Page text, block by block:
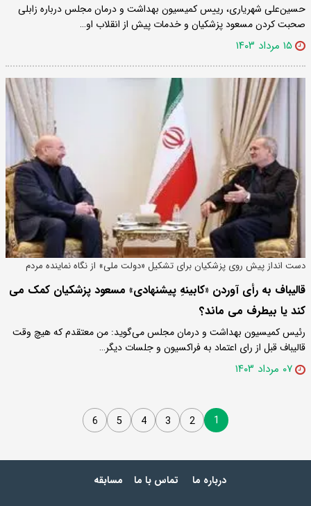
حسین‌علی شهریاری، رییس کمیسیون بهداشت و درمان مجلس درباره زابلی
صحبت کردن مسعود پزشکیان و خدمات پیش از انقلاب او…
۱۵ مرداد ۱۴۰۳
دست انداز پیش روی پزشکیان برای تشکیل «دولت ملی» از نگاه نماینده مردم
زاهدان
قالیباف به رأی آوردن «کابینهِ پیشنهادی» مسعود پزشکیان کمک می
کند یا بیطرف می ماند؟
رئیس کمیسیون بهداشت و درمان مجلس می‌گوید: من معتقدم که هیچ وقت
قالیباف قبل از رای اعتماد به فراکسیون و جلسات دیگر…
۰۷ مرداد ۱۴۰۳
1
2
3
4
5
6
درباره ما تماس با ما مسابقه